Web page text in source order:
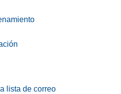
lista de correo